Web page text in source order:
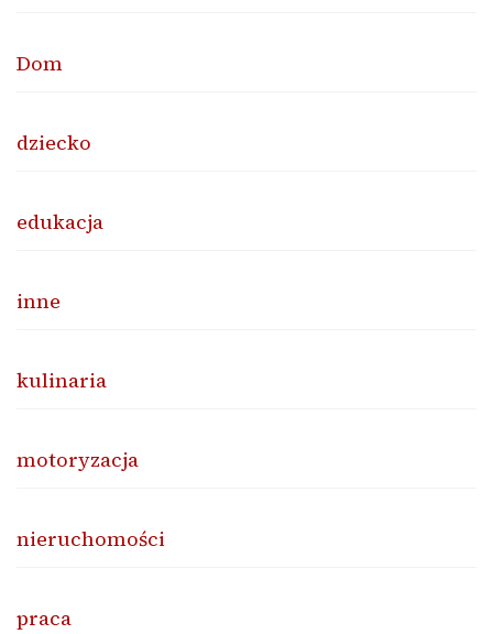
Dom
dziecko
edukacja
inne
kulinaria
motoryzacja
nieruchomości
praca